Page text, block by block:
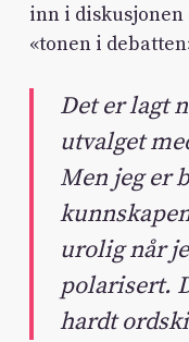
inn i diskusjonen
«tonen i
Det er lagt
utvalget
Men jeg er
urolig når
polarisert.
hardt